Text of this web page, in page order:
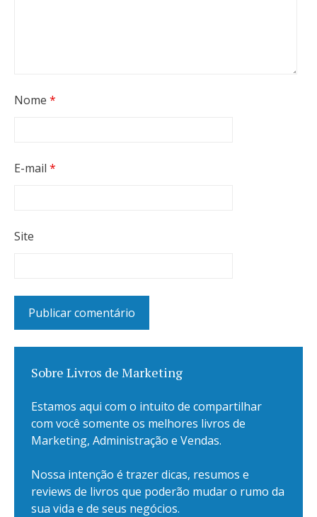
Nome *
E-mail *
Site
Sobre Livros de Marketing
Estamos aqui com o intuito de compartilhar
com você somente os melhores livros de
Marketing, Administração e Vendas.
Nossa intenção é trazer dicas, resumos e
reviews de livros que poderão mudar o rumo da
sua vida e de seus negócios.